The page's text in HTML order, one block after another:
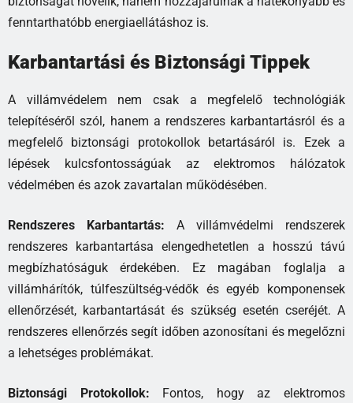
fenntarthatóbb energiaellátáshoz is.
Karbantartási és Biztonsági Tippek
A villámvédelem nem csak a megfelelő technológiák
telepítéséről szól, hanem a rendszeres karbantartásról és a
megfelelő biztonsági protokollok betartásáról is. Ezek a
lépések kulcsfontosságúak az elektromos hálózatok
védelmében és azok zavartalan működésében.
Rendszeres Karbantartás: A villámvédelmi rendszerek
rendszeres karbantartása elengedhetetlen a hosszú távú
megbízhatóságuk érdekében. Ez magában foglalja a
villámhárítók, túlfeszültség-védők és egyéb komponensek
ellenőrzését, karbantartását és szükség esetén cseréjét. A
rendszeres ellenőrzés segít időben azonosítani és megelőzni
a lehetséges problémákat.
Biztonsági Protokollok: Fontos, hogy az elektromos